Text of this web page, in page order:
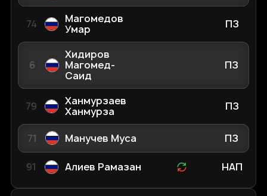
74
Магомедов
Умар
ПЗ
6
Хидиров
Магомед-
Саид
ПЗ
79
Ханмурзаев
Ханмурза
ПЗ
71 Манучев Муса ПЗ
91 Алиев Рамазан НАП